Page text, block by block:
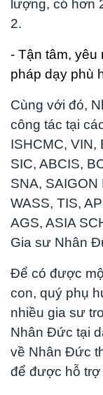
lượng, có hơn
2.
- Tận tâm,
pháp dạy phù
Cùng với đó,
công tác tại
ISHCMC, VIN,
SIC, ABCIS,
SNA, SAIGON
WASS, TIS,
AGS, ASIA
Gia sư Nhân
Để có được
con, quý phụ
nhiều gia sư
Nhân Đức tại
về Nhân Đức
để được hỗ